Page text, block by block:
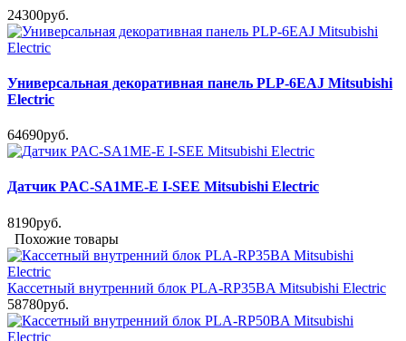
24300руб.
Универсальная декоративная панель PLP-6EAJ Mitsubishi
Electric
64690руб.
Датчик PAC-SA1ME-E I-SEE Mitsubishi Electric
8190руб.
Похожие товары
Кассетный внутренний блок PLA-RP35BA Mitsubishi Electric
58780руб.